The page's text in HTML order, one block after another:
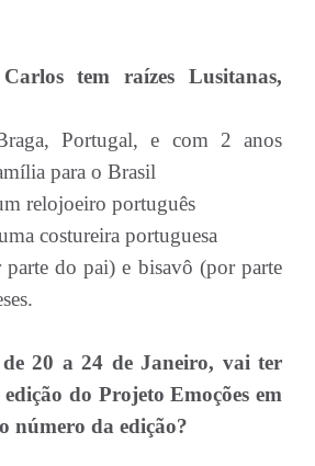
tem raízes Lusitanas,
Portugal, e com 2 anos
para o Brasil
relojoeiro português
costureira portuguesa
do pai) e bisavô (por parte
20 a 24 de Janeiro, vai ter
do Projeto Emoções em
número da edição?